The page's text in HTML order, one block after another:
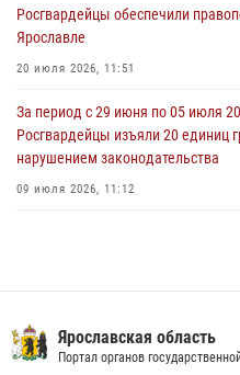
В региональном управлении
приуроченный к празднику
28 июля 2026, 14:56
Росгвардейцы обеспечили
Ярославле
20 июля 2026, 11:51
За период с 29 июня по 05 июля
Росгвардейцы изъяли 20 единиц
нарушением законодательства
09 июля 2026, 11:12
Центральный округ Росгвардии
15 июля 2026, 11:06
Ярославская область
Портал органов